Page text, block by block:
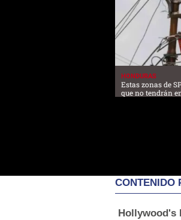
HONDURAS
Estas zonas de
que no tendrán
CONTENIDO
Hollywood's